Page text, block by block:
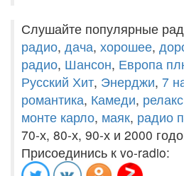
Слушайте популярные
радио, дача, хорошее,
радио, Шансон, Европа
Русский Хит, Энерджи, 7
романтика, Камеди, релакс
монте карло, маяк, радио
70-х, 80-х, 90-х и 2000
Присоединись к vo-radio: